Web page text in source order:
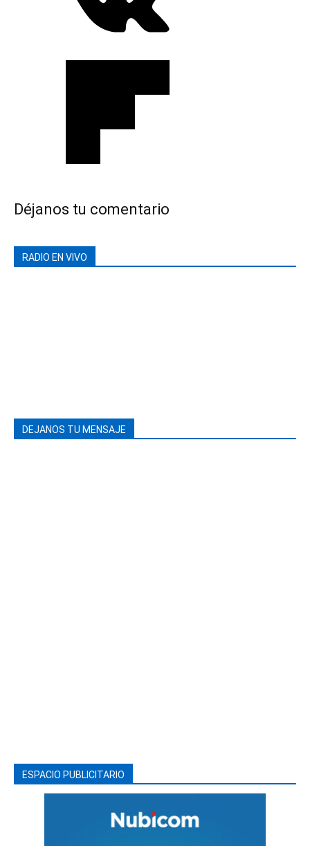
Déjanos tu comentario
RADIO EN VIVO
DEJANOS TU MENSAJE
ESPACIO PUBLICITARIO